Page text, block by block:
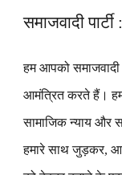
समाजवादी
हम आपको समाजवादी
आमंत्रित करते हैं।
सामाजिक न्याय और
हमारे साथ जुड़कर,